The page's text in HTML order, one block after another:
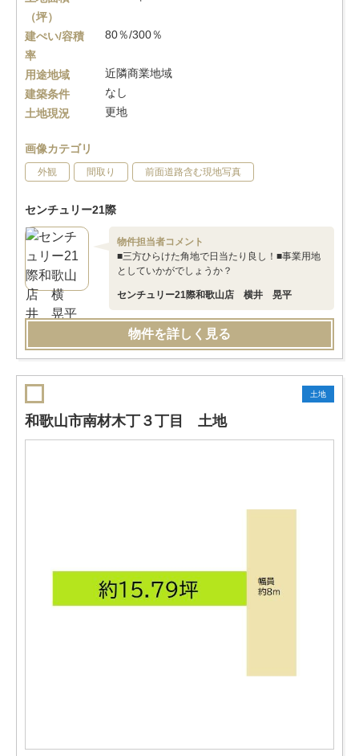
（坪）
建ぺい/容積
率
80％/300％
用途地域
近隣商業地域
建築条件
なし
土地現況
更地
画像カテゴリ
外観 間取り 前面道路含む現地写真
センチュリー21際
物件担当者コメント
■三方ひらけた角地で日当たり良し！■事業用地
としていかがでしょうか？
センチュリー21際和歌山店 横井 晃平
物件を詳しく見る
土地
和歌山市南材木丁３丁目 土地